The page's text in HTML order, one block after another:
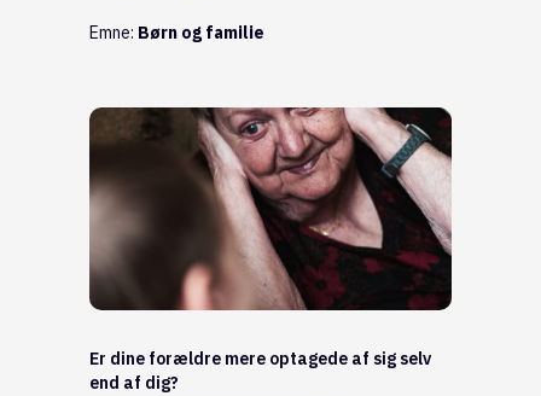
Emne: Børn og familie
Er dine forældre mere optagede af sig selv
end af dig?